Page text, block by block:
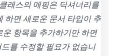
래스의 매핑은 딕셔너리를
하면 새로운 문서 타입이 추
항목을 추가하기만 하면
를 수정할 필요가 없습니